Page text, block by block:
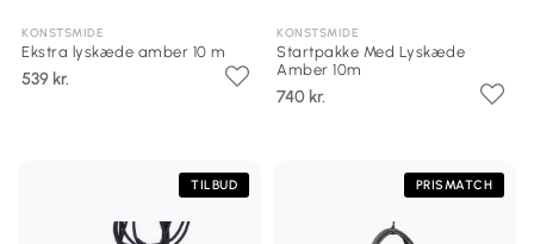
KONSTSMIDE
Ekstra lyskæde amber 10 m
539 kr.
KONSTSMIDE
Startpakke Med Lyskæde
Amber 10m
740 kr.
TILBUD PRISMATCH